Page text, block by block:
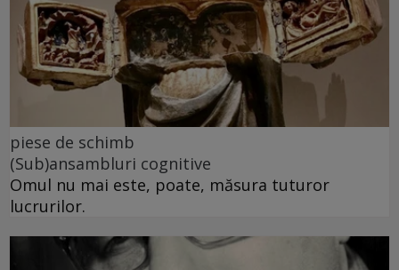
piese de schimb
(Sub)ansambluri cognitive
Omul nu mai este, poate, măsura tuturor
lucrurilor.